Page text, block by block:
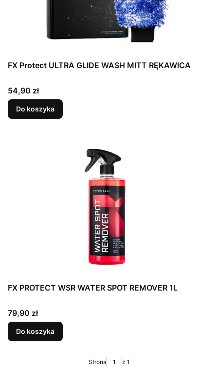
FX Protect ULTRA GLIDE WASH MITT RĘKAWICA
Cena
54,90 zł
Do koszyka
FX PROTECT WSR WATER SPOT REMOVER 1L
Cena
79,90 zł
Do koszyka
Strona z 1